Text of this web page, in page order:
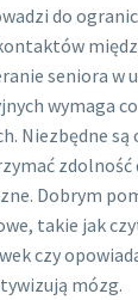
do
seniora w
wymaga
Niezbędne są
zdolność
Dobrym
takie jak
czy
mózg.